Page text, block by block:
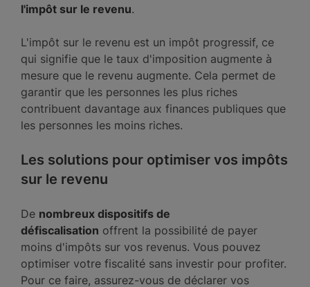
l'impôt sur le revenu.
L'impôt sur le revenu est un impôt progressif, ce
qui signifie que le taux d'imposition augmente à
mesure que le revenu augmente. Cela permet de
garantir que les personnes les plus riches
contribuent davantage aux finances publiques que
les personnes les moins riches.
Les solutions pour optimiser vos impôts
sur le revenu
De nombreux dispositifs de
défiscalisation offrent la possibilité de payer
moins d'impôts sur vos revenus. Vous pouvez
optimiser votre fiscalité sans investir pour profiter.
Pour ce faire, assurez-vous de déclarer vos